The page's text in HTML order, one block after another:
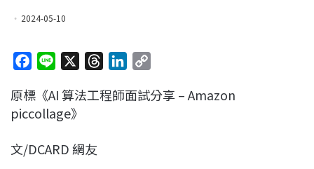
2024-05-10
c
e
o
n
e
r
n
p
原標《AI 算法工程師面試分享 – Amazon
piccollage》
文/DCARD 網友